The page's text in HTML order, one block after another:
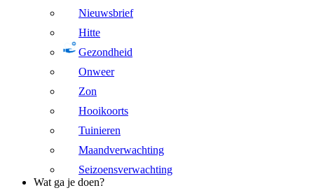
Nieuwsbrief
Hitte
Gezondheid
Onweer
Zon
Hooikoorts
Tuinieren
Maandverwachting
Seizoensverwachting
Wat ga je doen?